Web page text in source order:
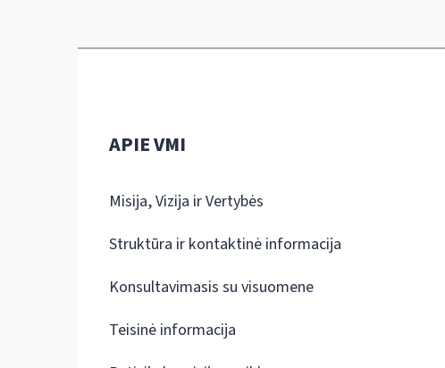
APIE VMI
Misija, Vizija ir Vertybės
Struktūra ir kontaktinė informacija
Konsultavimasis su visuomene
Teisinė informacija